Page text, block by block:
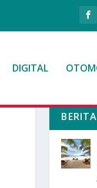
DIGITAL